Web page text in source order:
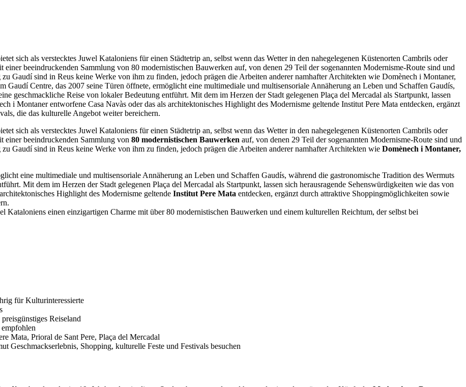
sich als verstecktes Juwel Kataloniens für einen Städtetrip an, selbst wenn das Wetter in den nahegelegenen Küstenorten Cambrils oder
beeindruckenden Sammlung von 80 modernistischen Bauwerken auf, von denen 29 Teil der sogenannten Modernisme-Route sind und
Gaudí sind in Reus keine Werke von ihm zu finden, jedoch prägen die Arbeiten anderer namhafter Architekten wie Domènech i Montaner,
Gaudí Centre, das 2007 seine Türen öffnete, ermöglicht eine multimediale und multisensoriale Annäherung an Leben und Schaffen Gaudís,
geschmackliche Reise von lokaler Bedeutung entführt. Mit dem im Herzen der Stadt gelegenen Plaça del Mercadal als Startpunkt, lassen
i Montaner entworfene Casa Navàs oder das als architektonisches Highlight des Modernisme geltende Institut Pere Mata entdecken, ergänzt
die das kulturelle Angebot weiter bereichern.
sich als verstecktes Juwel Kataloniens für einen Städtetrip an, selbst wenn das Wetter in den nahegelegenen Küstenorten Cambrils oder
einer beeindruckenden Sammlung von 80 modernistischen Bauwerken auf, von denen 29 Teil der sogenannten Modernisme-Route sind und
Gaudí sind in Reus keine Werke von ihm zu finden, jedoch prägen die Arbeiten anderer namhafter Architekten wie Domènech i Montaner,
eine multimediale und multisensoriale Annäherung an Leben und Schaffen Gaudís, während die gastronomische Tradition des Wermuts
Mit dem im Herzen der Stadt gelegenen Plaça del Mercadal als Startpunkt, lassen sich herausragende Sehenswürdigkeiten wie das von
Highlight des Modernisme geltende Institut Pere Mata entdecken, ergänzt durch attraktive Shoppingmöglichkeiten sowie
Kataloniens einen einzigartigen Charme mit über 80 modernistischen Bauwerken und einem kulturellen Reichtum, der selbst bei
für Kulturinteressierte
Reiseland
Mata, Prioral de Sant Pere, Plaça del Mercadal
Geschmackserlebnis, Shopping, kulturelle Feste und Festivals besuchen